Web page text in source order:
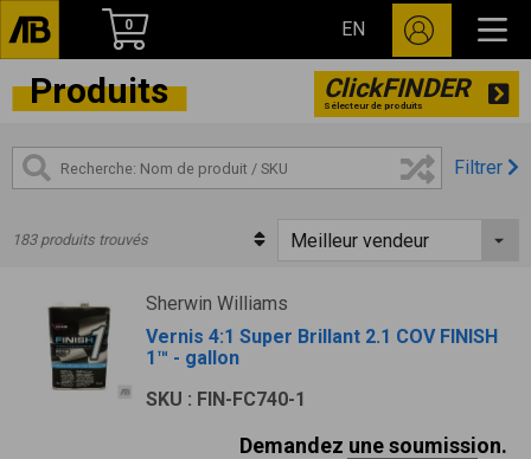
0 EN
Produits ClickFINDER
Sélecteur de produits
Filtrer
183 produits trouvés
Sherwin Williams
Vernis 4:1 Super Brillant 2.1 COV FINISH
1™ - gallon
SKU : FIN-FC740-1
Demandez une soumission.